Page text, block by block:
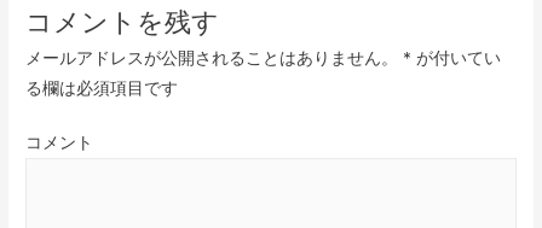
コメントを残す
メールアドレスが公開されることはありません。 * が付いてい
る欄は必須項目です
コメント